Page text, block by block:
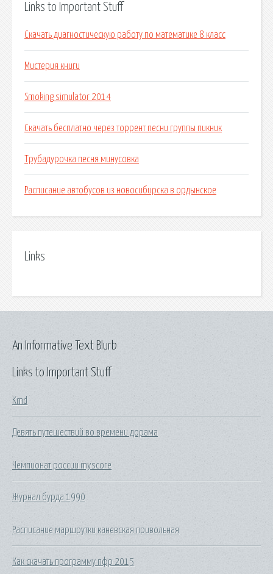
Links to Important Stuff
Скачать диагностическую работу по математике 8 класс
Мистерия книги
Smoking simulator 2014
Скачать бесплатно через торрент песни группы пикник
Трубадурочка песня минусовка
Расписание автобусов из новосибирска в ордынское
Links
Links to Important Stuff
Kmd
Девять путешествий во времени дорама
Чемпионат россии myscore
Журнал бурда 1990
Расписание маршрутки каневская привольная
Как скачать программу пфр 2015
An Informative Text Blurb